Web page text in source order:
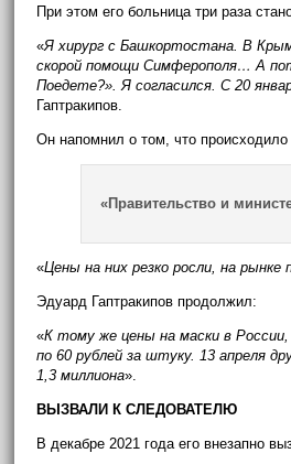
При этом его больница три раза
«Я хирург с Башкортостана. В
скорой помощи Симферополя… А
Поедете?». Я согласился. С 20
Гаптракипов.
Он напомнил о том, что происходило
«Правительство и
«Цены на них резко росли, на
Эдуард Гаптракипов продолжил:
«К тому же цены на маски в
по 60 рублей за штуку. 13 апреля
1,3 миллиона».
ВЫЗВАЛИ К СЛЕДОВАТЕЛЮ
В декабре 2021 года его внезапно